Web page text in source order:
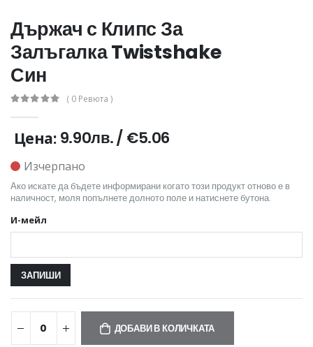
Държач с Клипс За
Залъгалка Twistshake
Син
( 0 Ревюта )
Цена: 9.90лв./€5.06
Изчерпано
Ако искате да бъдете информирани когато този продукт отново е в
наличност, моля попълнете долното поле и натиснете бутона.
И-мейл
ДОБАВИ В КОЛИЧКАТА